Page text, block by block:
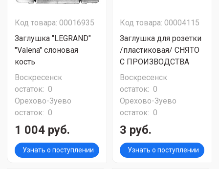
Код товара: 00016935
Заглушка "LEGRAND"
"Valena" слоновая
кость
Воскресенск
остаток: 0
Орехово-Зуево
остаток: 0
1 004 руб.
Узнать о поступлении
Код товара: 00004115
Заглушка для розетки
/пластиковая/ СНЯТО
С ПРОИЗВОДСТВА
Воскресенск
остаток: 0
Орехово-Зуево
остаток: 0
3 руб.
Узнать о поступлении